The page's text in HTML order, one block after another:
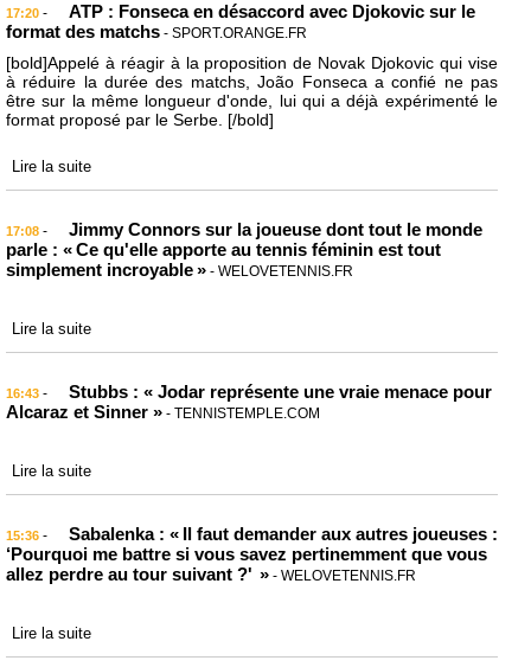
17:20 -
ATP : Fonseca en désaccord avec Djokovic sur le
format des matchs - SPORT.ORANGE.FR
[bold]Appelé à réagir à la proposition de Novak Djokovic qui vise
à réduire la durée des matchs, João Fonseca a confié ne pas
être sur la même longueur d'onde, lui qui a déjà expérimenté le
format proposé par le Serbe. [/bold]
Lire la suite
17:08 -
Jimmy Connors sur la joueuse dont tout le monde
parle : « Ce qu'elle apporte au tennis féminin est tout
simplement incroyable » - WELOVETENNIS.FR
Lire la suite
16:43 -
Stubbs : « Jodar représente une vraie menace pour
Alcaraz et Sinner » - TENNISTEMPLE.COM
Lire la suite
15:36 -
Sabalenka : « Il faut demander aux autres joueuses :
‘Pourquoi me battre si vous savez pertinemment que vous
allez perdre au tour suivant ?' » - WELOVETENNIS.FR
Lire la suite